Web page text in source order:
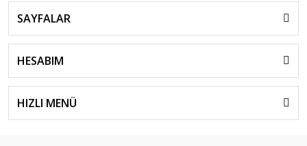
SAYFALAR
HESABIM
HIZLI MENÜ